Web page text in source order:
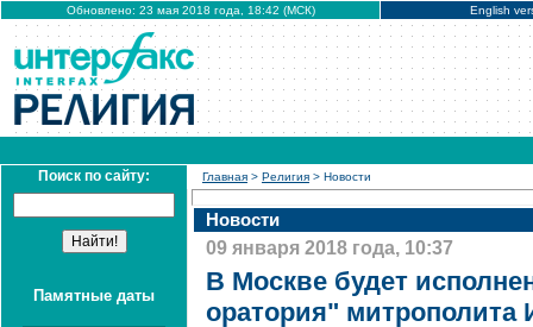
Обновлено: 23 мая 2018 года, 18:42 (МСК) English
Поиск по сайту:
Памятные даты
Главная > Религия > Новости
Новости
09 января 2018 года, 10:37
В Москве будет
оратория" митрополита